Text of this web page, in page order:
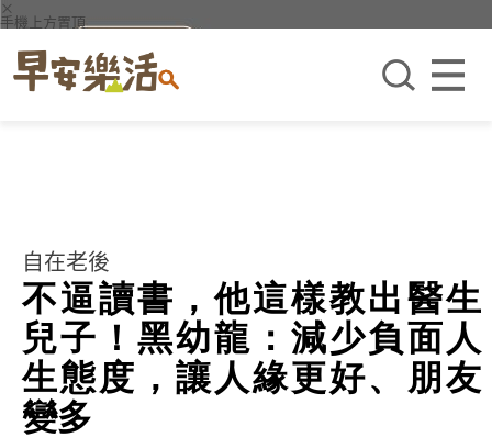
×
手機上方置頂
自在老後
不逼讀書，他這樣教出醫生
兒子！黑幼龍：減少負面人
生態度，讓人緣更好、朋友
變多